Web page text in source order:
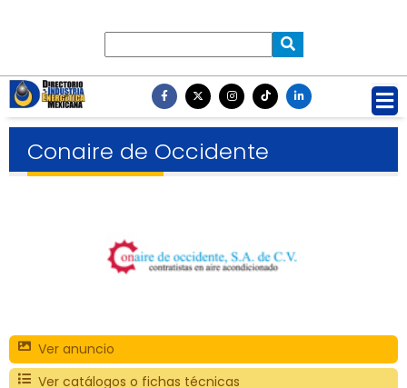
Conaire de Occidente
Ver anuncio
Ver catálogos o fichas técnicas